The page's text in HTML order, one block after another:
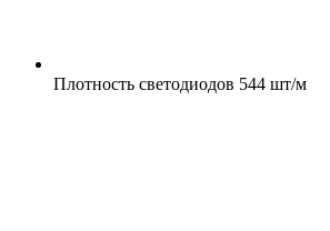
Плотность светодиодов 544 шт/м